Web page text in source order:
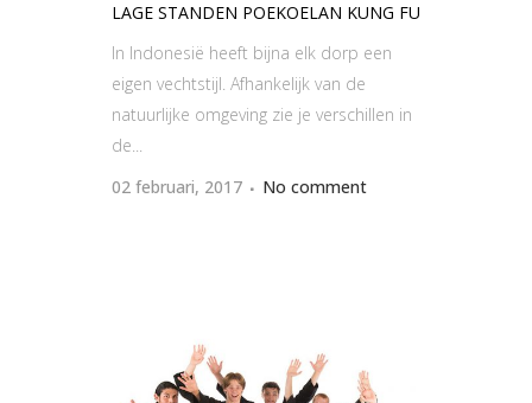
LAGE STANDEN POEKOELAN KUNG FU
In Indonesië heeft bijna elk dorp een
eigen vechtstijl. Afhankelijk van de
natuurlijke omgeving zie je verschillen in
de...
02 februari, 2017
No comment